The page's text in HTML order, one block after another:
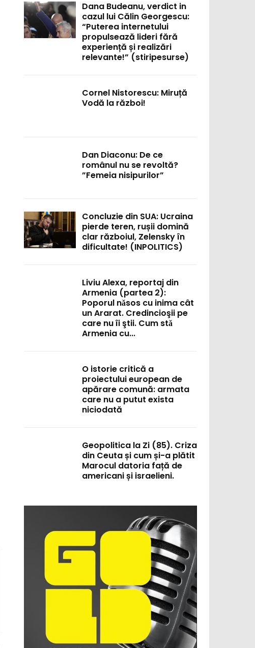
Dana Budeanu, verdict in
cazul lui Călin Georgescu:
“Puterea internetului
propulsează lideri fără
experiență și realizări
relevante!” (stiripesurse)
Cornel Nistorescu: Miruță
Vodă la război!
Dan Diaconu: De ce
românul nu se revoltă?
”Femeia nisipurilor”
Concluzie din SUA: Ucraina
pierde teren, rușii domină
clar războiul, Zelensky în
dificultate! (INPOLITICS)
Liviu Alexa, reportaj din
Armenia (partea 2):
Poporul nǎsos cu inima cât
un Ararat. Credincioşii pe
care nu îi ştii. Cum stǎ
Armenia cu...
O istorie critică a
proiectului european de
apărare comună: armata
care nu a putut exista
niciodată
Geopolitica la Zi (85). Criza
din Ceuta și cum și-a plătit
Marocul datoria față de
americani și israelieni.